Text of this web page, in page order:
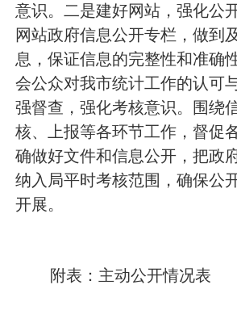
意识。二是建好网站，强化公
网站政府信息公开专栏，做到
息，保证信息的完整性和准确
会公众对我市统计工作的认可
强督查，强化考核意识。围绕
核、上报等各环节工作，督促
确做好文件和信息公开，把政
纳入局平时考核范围，确保公
开展。
附表：主动公开情况表